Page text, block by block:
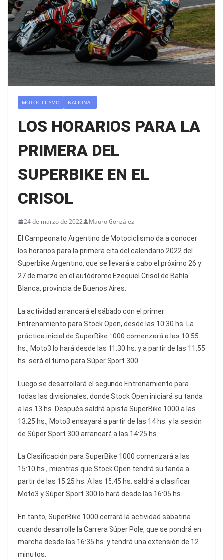
MOTOCICLISMO NACIONAL
LOS HORARIOS PARA LA
PRIMERA DEL
SUPERBIKE EN EL
CRISOL
24 de marzo de 2022 Mauro González
El Campeonato Argentino de Motociclismo da a conocer
los horarios para la primera cita del calendario 2022 del
Superbike Argentino, que se llevará a cabo el próximo 26 y
27 de marzo en el autódromo Ezequiel Crisol de Bahía
Blanca, provincia de Buenos Aires.
La actividad arrancará el sábado con el primer
Entrenamiento para Stock Open, desde las 10:30 hs. La
práctica inicial de SuperBike 1000 comenzará a las 10:55
hs., Moto3 lo hará desde las 11:30 hs. y a partir de las 11:55
hs. será el turno para Súper Sport 300.
Luego se desarrollará el segundo Entrenamiento para
todas las divisionales, donde Stock Open iniciará su tanda
a las 13 hs. Después saldrá a pista SuperBike 1000 a las
13:25 hs., Moto3 ensayará a partir de las 14 hs. y la sesión
de Súper Sport 300 arrancará a las 14:25 hs.
La Clasificación para SuperBike 1000 comenzará a las
15:10 hs., mientras que Stock Open tendrá su tanda a
partir de las 15:25 hs. A las 15:45 hs. saldrá a clasificar
Moto3 y Súper Sport 300 lo hará desde las 16:05 hs.
En tanto, SuperBike 1000 cerrará la actividad sabatina
cuando desarrolle la Carrera Súper Pole, que se pondrá en
marcha desde las 16:35 hs. y tendrá una extensión de 12
minutos.